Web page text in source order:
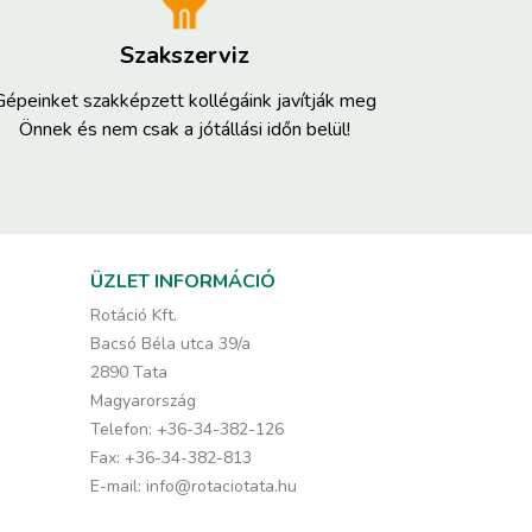
Szakszerviz
szakképzett kollégáink javítják meg
Önnek és nem csak a jótállási időn belül!
ÜZLET INFORMÁCIÓ
Rotáció Kft.
Bacsó Béla utca 39/a
2890 Tata
Magyarország
Telefon: +36-34-382-126
Fax: +36-34-382-813
E-mail: info@rotaciotata.hu